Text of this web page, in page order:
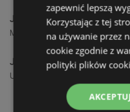
JYSK
Mieszka I81, 71-011 Szczecin
JYSK
Ustowo, 70-001 Szczecin
zapewnić lepszą
Korzystając z tej
na używanie przez
cookie zgodnie z
polityki plików